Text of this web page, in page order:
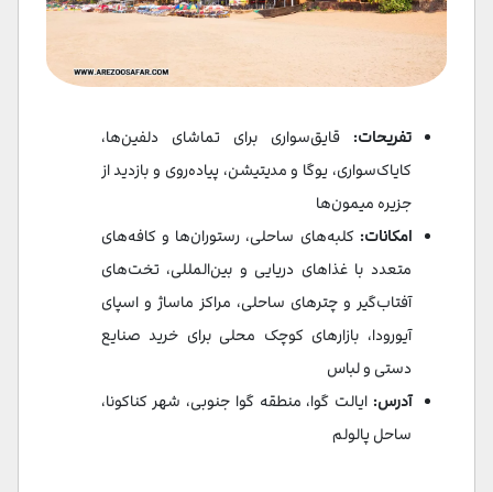
تفریحات:قایق‌سواری برای تماشای دلفین‌ها،
کایاک‌سواری، یوگا و مدیتیشن، پیاده‌روی و بازدید از
جزیره میمون‌ها
امکانات: کلبه‌های ساحلی، رستوران‌ها و کافه‌های
متعدد با غذاهای دریایی و بین‌المللی، تخت‌های
آفتاب‌گیر و چترهای ساحلی، مراکز ماساژ و اسپای
آیورودا، بازارهای کوچک محلی برای خرید صنایع
دستی و لباس
آدرس: ایالت گوا، منطقه گوا جنوبی، شهر کناکونا،
ساحل پالولم